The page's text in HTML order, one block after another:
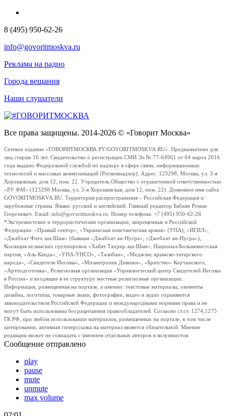
8 (495) 950-62-26
info@govoritmoskva.ru
Реклама на радио
Города вещания
Наши слушатели
Все права защищены. 2014-2026 © «Говорит Москва»
Сетевое издание «ГОВОРИТМОСКВА.РУ/GOVORITMOSKVA.RU». Предназначено для
лиц старше 16 лет. Свидетельство о регистрации СМИ Эл № 77-64961 от 04 марта 2016
года выдано Федеральной службой по надзору в сфере связи, информационных
технологий и массовых коммуникаций (Роскомнадзор). Адрес: 123298, Москва, ул. 3-я
Хорошевская, дом 12, пом. 22. Учредитель Общество с ограниченной ответственностью
«РУ ФМ» (123298 Москва, ул. 3-я Хорошевская, дом 12, пом. 22). Доменное имя сайта
GOVORITMOSKVA.RU. Территория распространения – Российская Федерация и
зарубежные страны. Языки: русский и английский. Главный редактор Бабаян Роман
Георгиевич. Email: info@govoritmoskva.ru. Номер телефона: +7 (495) 950-62-26
*Экстремистские и террористические организации, запрещенные в Российской
Федерации: «Правый сектор», «Украинская повстанческая армия» (УПА), «ИГИЛ»,
«Джабхат Фатх аш-Шам» (бывшая «Джабхат ан-Нусра», «Джебхат ан-Нусра»),
Коалиция исламских группировок «Хайят Тахрир аш-Шам», Национал-Большевистская
партия, «Аль-Каида», «УНА-УНСО», «Талибан», «Меджлис крымско-татарского
народа», «Свидетели Иеговы», «Мизантропик Дивижн», «Братство» Корчинского,
«Артподготовка», Религиозная организация «Управленческий центр Свидетелей Иеговы
в России» и входящие в ее структуру местные религиозные организации.
Информация, размещенная на портале, а именно: текстовые материалы, элементы
дизайна, логотипы, товарные знаки, фотографии, видео и аудио охраняются
законодательством Российской Федерации и международными нормами права и не
могут быть использованы без разрешения правообладателей. Согласно ст.ст. 1274,1275
ГК РФ, при любом использовании материалов, размещенных на портале, в том числе
цитировании, активная гиперссылка на материал является обязательной. Мнение
редакции может не совпадать с мнением отдельных авторов и колумнистов.
Сообщение отправлено
play
pause
mute
unmute
max volume